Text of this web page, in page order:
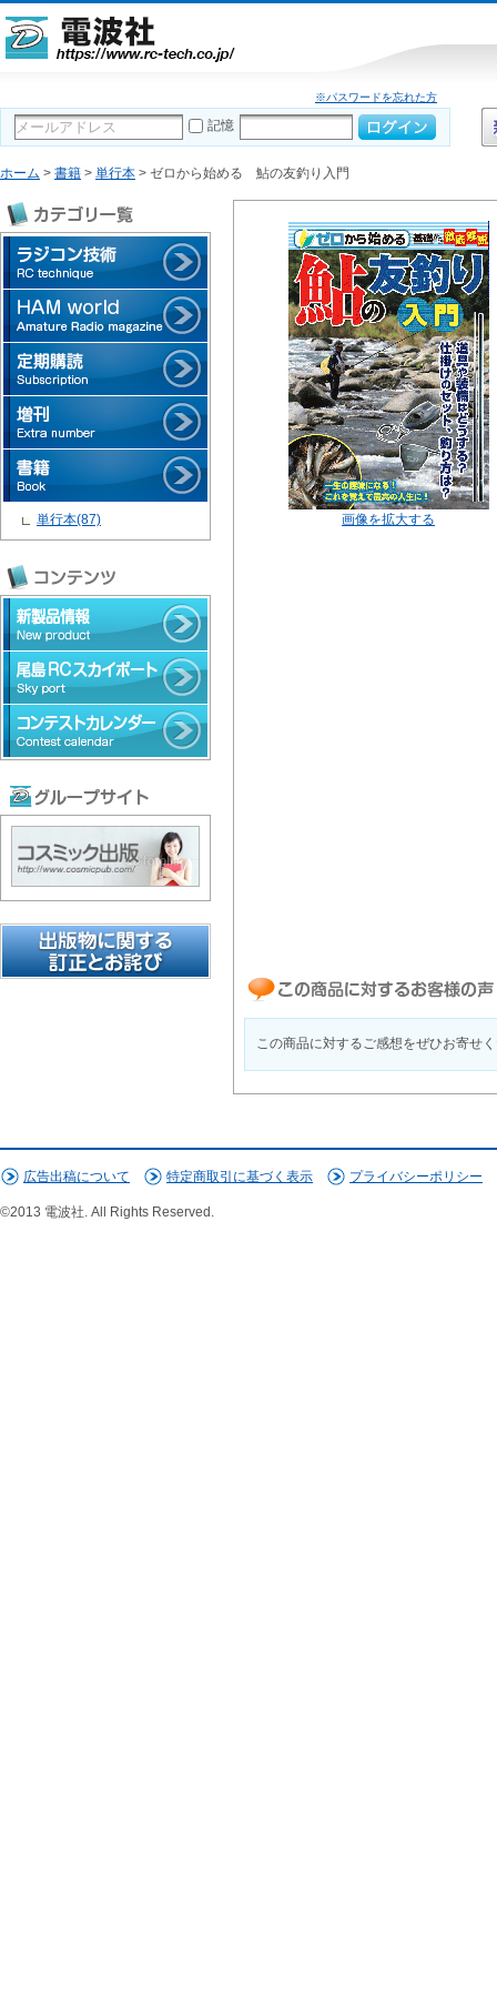
※パスワードを忘れた方
記憶
ホーム > 書籍 > 単行本 > ゼロから始める 鮎の友釣り入門
単行本(87) 画像を拡大する
この商品に対するご感想をぜひお寄せ
広告出稿について 特定商取引に基づく表示 プライバシーポリシー
©2013 電波社. All Rights Reserved.